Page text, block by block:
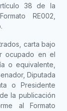
38 de la
RE002,
carta bajo
ocupado en el
o equivalente,
Diputada
o Presidente
la publicación
al Formato